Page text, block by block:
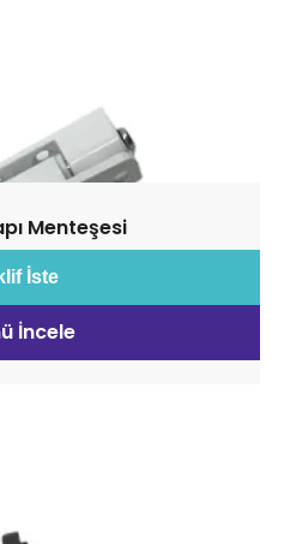
Menteşesi
İste
İncele